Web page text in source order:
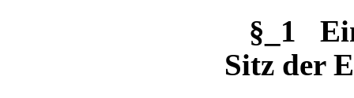
§_1
Sitz der